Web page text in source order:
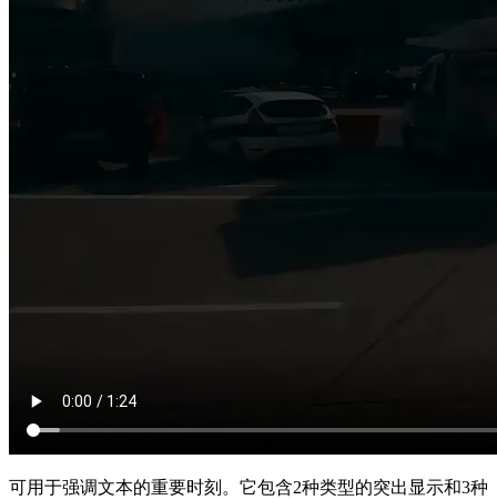
可用于强调文本的重要时刻。它包含2种类型的突出显示和3种